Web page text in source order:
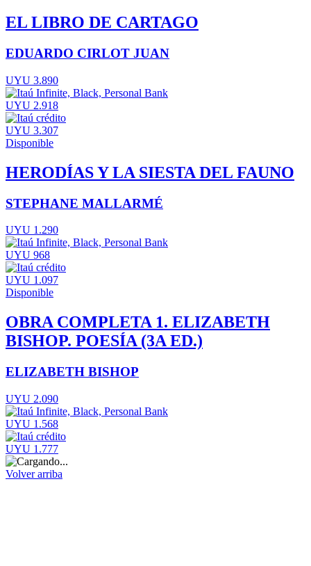
EL LIBRO DE CARTAGO
EDUARDO CIRLOT JUAN
UYU 3.890
UYU 2.918
UYU 3.307
Disponible
HERODÍAS Y LA SIESTA DEL FAUNO
STEPHANE MALLARMÉ
UYU 1.290
UYU 968
UYU 1.097
Disponible
OBRA COMPLETA 1. ELIZABETH
BISHOP. POESÍA (3A ED.)
ELIZABETH BISHOP
UYU 2.090
UYU 1.568
UYU 1.777
Volver arriba